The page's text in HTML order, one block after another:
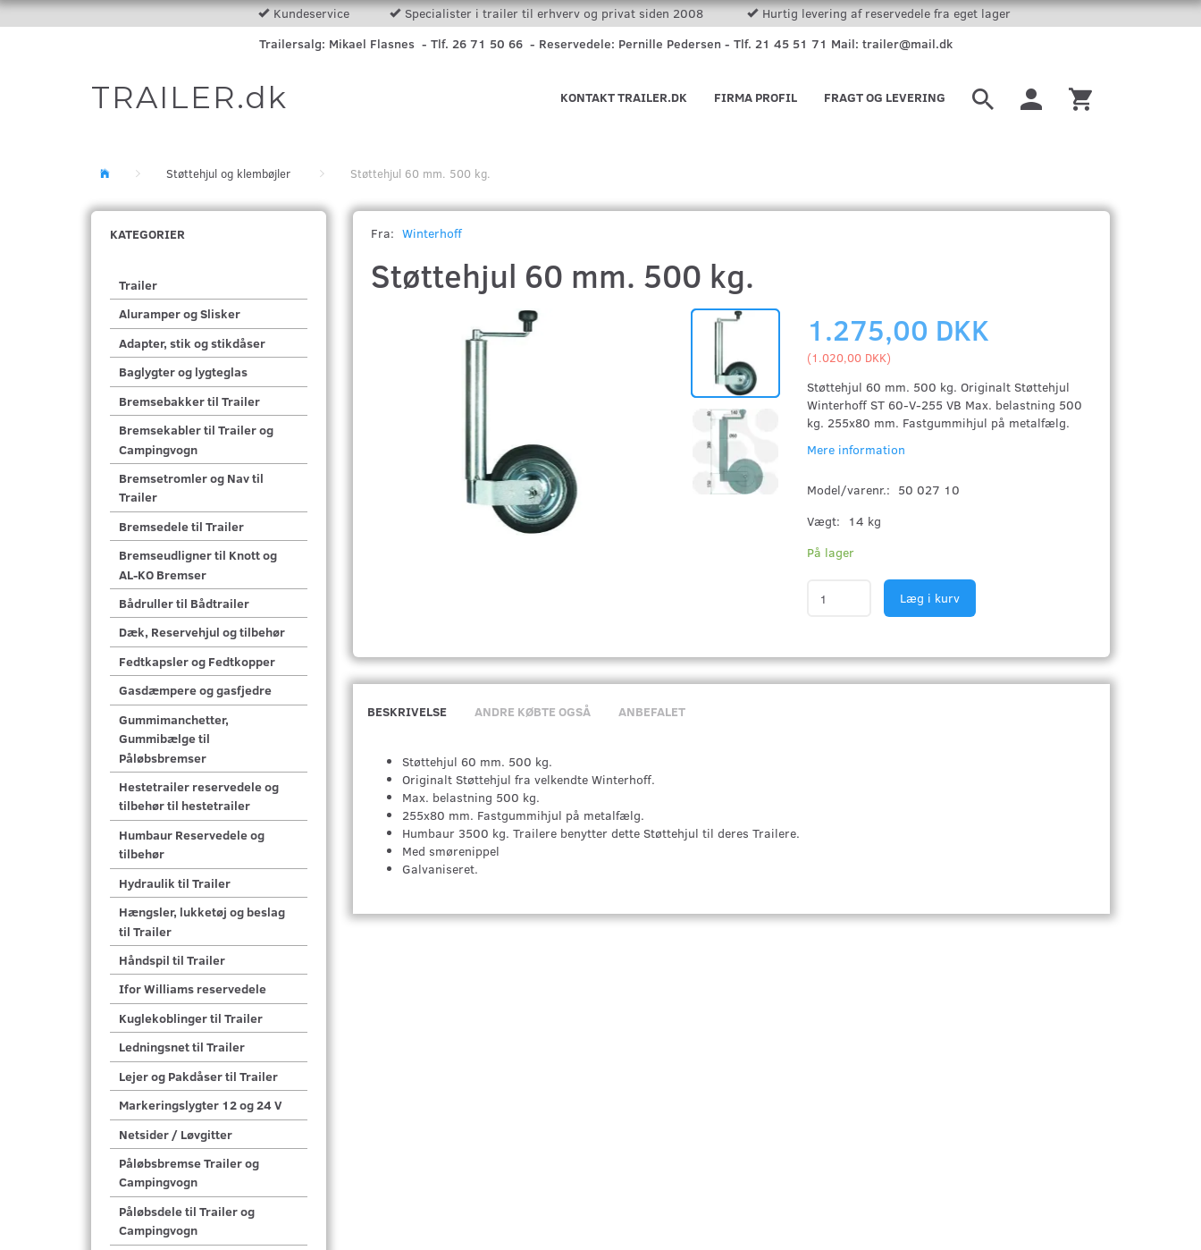
Kundeservice Specialister i trailer til erhverv og privat siden 2008
Hurtig levering af reservedele fra eget lager
Trailersalg: Mikael Flasnes - Tlf. 26 71 50 66 - Reservedele: Pernille Pedersen - Tlf. 21 45 51 71 Mail: trailer@mail.dk
TRAILER.dk FRAGT OG LEVERING
FIRMA PROFIL
KONTAKT TRAILER.DK
Støttehjul og klembøjler Støttehjul 60 mm. 500 kg.
KATEGORIER
Trailer
Aluramper og Slisker
Adapter, stik og stikdåser
Baglygter og lygteglas
Bremsebakker til Trailer
Bremsekabler til Trailer og
Campingvogn
Bremsetromler og Nav til
Trailer
Bremsedele til Trailer
Bremseudligner til Knott og
AL-KO Bremser
Bådruller til Bådtrailer
Dæk, Reservehjul og tilbehør
Fedtkapsler og Fedtkopper
Gasdæmpere og gasfjedre
Gummimanchetter,
Gummibælge til
Påløbsbremser
Hestetrailer reservedele og
tilbehør til hestetrailer
Humbaur Reservedele og
tilbehør
Hydraulik til Trailer
Hængsler, lukketøj og beslag
til Trailer
Håndspil til Trailer
Ifor Williams reservedele
Kuglekoblinger til Trailer
Ledningsnet til Trailer
Lejer og Pakdåser til Trailer
Markeringslygter 12 og 24 V
Netsider / Løvgitter
Påløbsbremse Trailer og
Campingvogn
Påløbsdele til Trailer og
Campingvogn
Fra: Winterhoff
Støttehjul 60 mm. 500 kg.
1.275,00 DKK
(1.020,00 DKK)
Støttehjul 60 mm. 500 kg. Originalt Støttehjul
Winterhoff ST 60-V-255 VB Max. belastning 500
kg. 255x80 mm. Fastgummihjul på metalfælg.
Mere information
Model/varenr.: 50 027 10
Vægt:
14 kg
På lager
Læg i kurv
BESKRIVELSE ANDRE KØBTE OGSÅ ANBEFALET
Støttehjul 60 mm. 500 kg.
Originalt Støttehjul fra velkendte Winterhoff.
Max. belastning 500 kg.
255x80 mm. Fastgummihjul på metalfælg.
Humbaur 3500 kg. Trailere benytter dette Støttehjul til deres Trailere.
Med smørenippel
Galvaniseret.